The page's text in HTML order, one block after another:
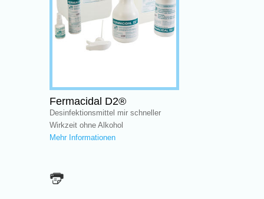
Fermacidal D2®
Desinfektionsmittel mir schneller
Wirkzeit ohne Alkohol
Mehr Informationen